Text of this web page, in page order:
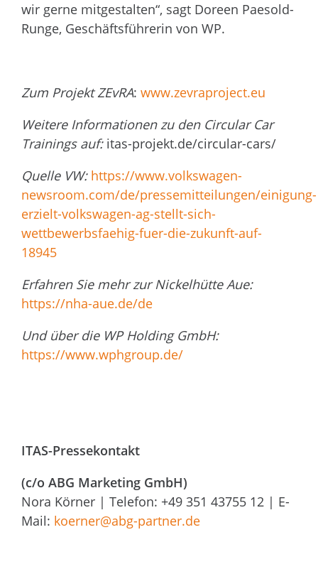
wir gerne mitgestalten“, sagt Doreen Paesold-
Runge, Geschäftsführerin von WP.
Zum Projekt ZEvRA: www.zevraproject.eu
Weitere Informationen zu den Circular Car
Trainings auf:itas-projekt.de/circular-cars/
Quelle VW: https://www.volkswagen-
newsroom.com/de/pressemitteilungen/einigung-
erzielt-volkswagen-ag-stellt-sich-
wettbewerbsfaehig-fuer-die-zukunft-auf-
18945
Erfahren Sie mehr zur Nickelhütte Aue:
https://nha-aue.de/de
Und über die WP Holding GmbH:
https://www.wphgroup.de/
ITAS-Pressekontakt
(c/o ABG Marketing GmbH)
Nora Körner | Telefon: +49 351 43755 12 | E-
Mail: koerner@abg-partner.de